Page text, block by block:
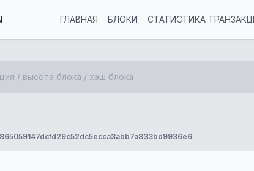
ГЛАВНАЯ БЛОКИ СТАТИСТИКА